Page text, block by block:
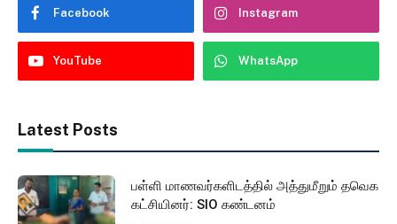
Facebook Instagram
YouTube WhatsApp
Latest Posts
பள்ளி மாணவர்களிடத்தில் அத்துமீறும் தவெக
கட்சியினர்: SIO கண்டனம்